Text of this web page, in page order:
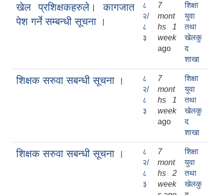
खेल प्रशिक्षकहरुले। कागजात
पेश गर्ने सम्बन्धी सूचना ।
८
२/
८
३
7
mont
hs 1
week
ago
शिक्षा
युवा
तथा
खेलकु
द
शाखा
शिक्षक सरुवा सबन्धी सूचना ।
८
२/
८
३
7
mont
hs 1
week
ago
शिक्षा
युवा
तथा
खेलकु
द
शाखा
शिक्षक सरुवा सबन्धी सूचना ।
८
२/
८
३
7
mont
hs 2
week
शिक्षा
युवा
तथा
खेलकु